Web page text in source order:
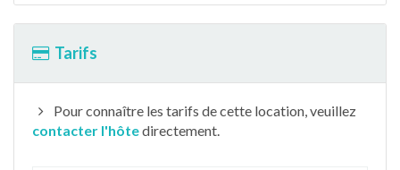
Tarifs
Pour connaître les tarifs de cette location, veuillez
contacter l'hôtedirectement.